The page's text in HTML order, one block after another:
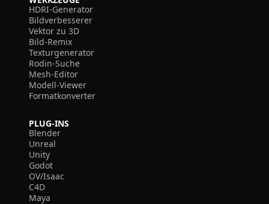
HDRI-Generator
Bildverbesserer
Vektor zu 3D
Bild-Remix
Texturgenerator
Rodin-Suche
Mesh-Editor
Modell-Viewer
Formatkonverter
PLUG-INS
Blender
Unreal
Unity
Godot
OV/Isaac
C4D
Maya